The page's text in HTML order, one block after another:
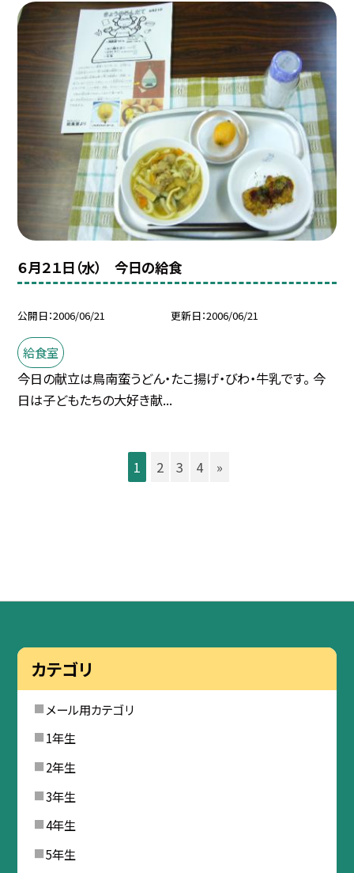
６月２１日（水） 今日の給食
公開日 2006/06/21 更新日 2006/06/21
給食室
今日の献立は鳥南蛮うどん・たこ揚げ・びわ・牛乳です。 今
日は子どもたちの大好き献...
1 2 3 4 »
カテゴリ
メール用カテゴリ
1年生
2年生
3年生
4年生
5年生